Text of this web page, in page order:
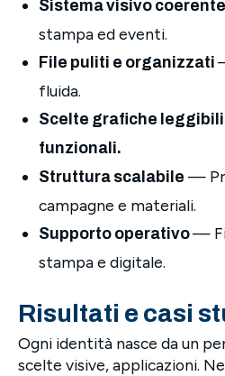
Sistema visivo
stampa ed eventi.
File puliti e organizzati
fluida.
Scelte grafiche
funzionali.
Struttura scalabile —
campagne e materiali.
Supporto operativo—
stampa e digitale.
Risultati e casi
Ogni identità nasce da un
scelte visive, applicazioni.